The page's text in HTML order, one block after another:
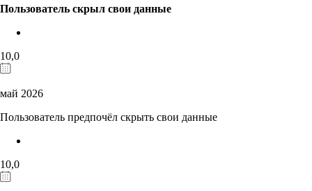
Пользователь скрыл свои данные
10,0
май 2026
Пользователь предпочёл скрыть свои данные
10,0